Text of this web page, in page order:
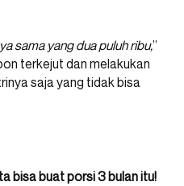
sama yang dua puluh ribu,”
terkejut dan melakukan
saja yang tidak bisa
bisa buat porsi 3 bulan itu!